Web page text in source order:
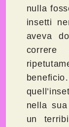
nulla
insetti
aveva
correre
nella
un